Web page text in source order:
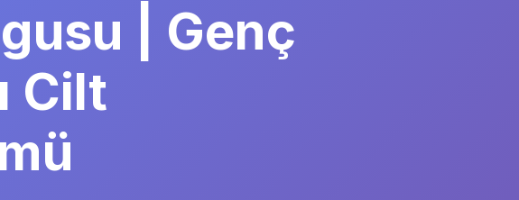
| Genç
Cilt